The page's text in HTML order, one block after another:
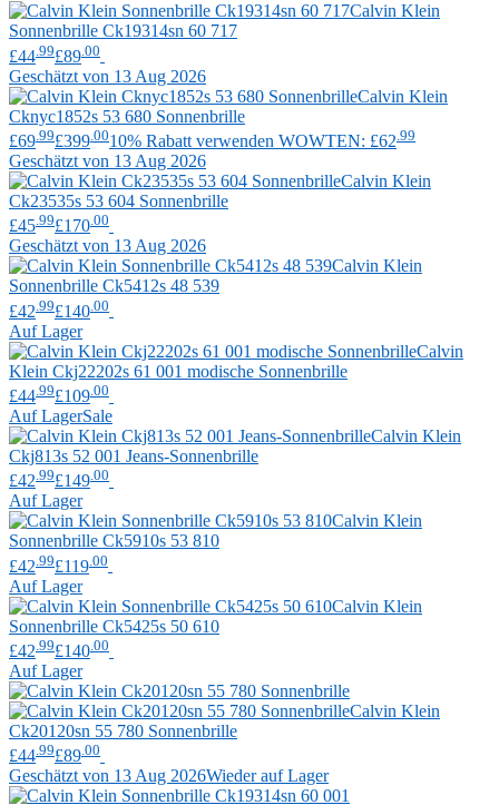
Calvin Klein
Sonnenbrille Ck19314sn 60 717
£44 .99£89 .00
Geschätzt von 13 Aug 2026
Calvin Klein
Cknyc1852s 53 680 Sonnenbrille
£69 .99£399 .0010% Rabatt verwenden WOWTEN: £62 .99
Geschätzt von 13 Aug 2026
Calvin Klein
Ck23535s 53 604 Sonnenbrille
£45.99£170.00
Geschätzt von 13 Aug 2026
Calvin Klein
Sonnenbrille Ck5412s 48 539
£42 .99£140 .00
Auf Lager
Calvin
Klein Ckj22202s 61 001 modische Sonnenbrille
£44 .99£109 .00
Auf LagerSale
Calvin Klein
Ckj813s 52 001 Jeans-Sonnenbrille
£42.99£149.00
Auf Lager
Calvin Klein
Sonnenbrille Ck5910s 53 810
£42 .99£119 .00
Auf Lager
Calvin Klein
Sonnenbrille Ck5425s 50 610
£42 .99£140 .00
Auf Lager
Calvin Klein
Ck20120sn 55 780 Sonnenbrille
£44.99£89.00
Geschätzt von 13 Aug 2026Wieder auf Lager